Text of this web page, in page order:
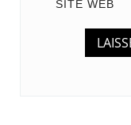
SITE WEB